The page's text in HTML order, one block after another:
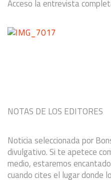
Acceso la entrevista
NOTAS DE LOS EDITORES
Noticia seleccionada por
divulgativo. Si te apetece
medio, estaremos
cuando cites el lugar donde